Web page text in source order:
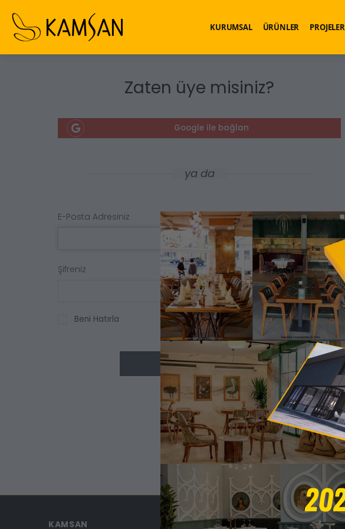
KURUMSAL ÜRÜNLER PROJELER
Zaten üye misiniz?
Google ile bağlan
ya da
E-Posta Adresiniz
Şifreniz
Beni Hatırla Şifremi Unuttum
GIRIŞ YAP
KAMSAN MAĞAZA ADRESİMİZ